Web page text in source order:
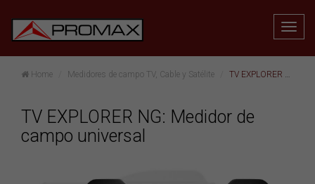
Home Medidores de campo TV, Cable y Satélite TV EXPLORER NG: Medidor de campo universal
TV EXPLORER NG: Medidor de
campo universal